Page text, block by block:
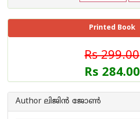
Printed Book
Rs 299.00
Rs 284.00
Author ലിജിൻ ജോൺ